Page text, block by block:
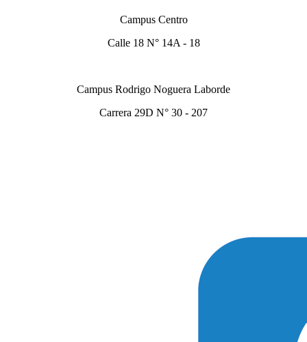
Campus Centro
Calle 18 N° 14A - 18
Campus Rodrigo Noguera Laborde
Carrera 29D N° 30 - 207